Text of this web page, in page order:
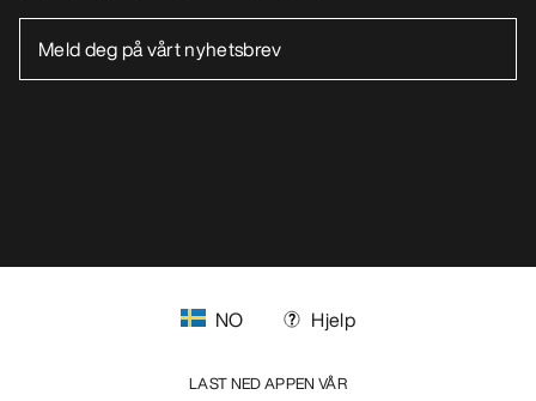
NO Hjelp
LAST NED APPEN VÅR